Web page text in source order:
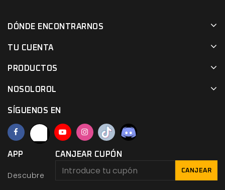
DÓNDE ENCONTRARNOS
TU CUENTA
PRODUCTOS
NOSOLOROL
SÍGUENOS EN
APP
Descubre
CANJEAR CUPÓN
CANJEAR